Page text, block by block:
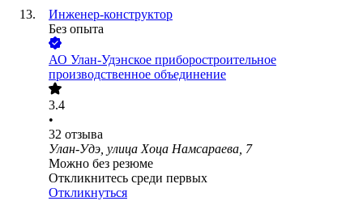
Инженер-конструктор
Без опыта
АО Улан-Удэнское приборостроительное
производственное объединение
3.4
•
32 отзыва
Улан-Удэ, улица Хоца Намсараева, 7
Можно без резюме
Откликнитесь среди первых
Откликнуться